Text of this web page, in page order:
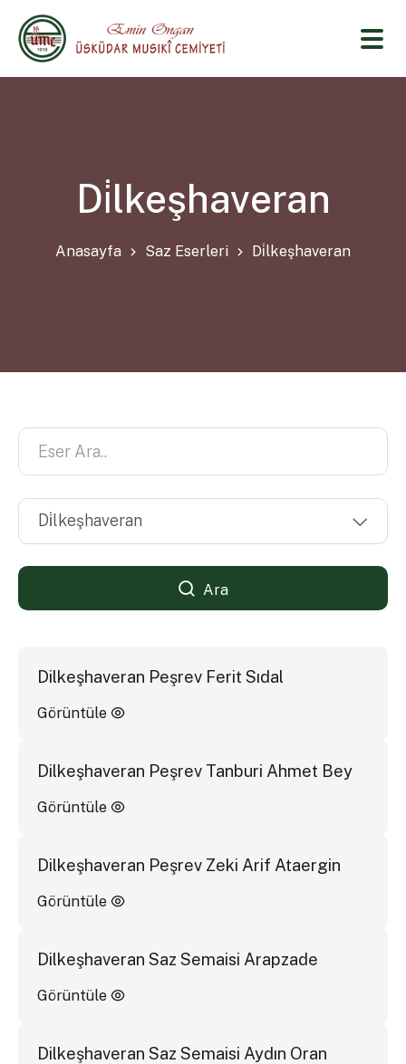
Di̇lkeşhaveran
Anasayfa Saz Eserleri Di̇lkeşhaveran
Ara
Dilkeşhaveran Peşrev Ferit Sıdal
Görüntüle
Dilkeşhaveran Peşrev Tanburi Ahmet Bey
Görüntüle
Dilkeşhaveran Peşrev Zeki Arif Ataergin
Görüntüle
Dilkeşhaveran Saz Semaisi Arapzade
Görüntüle
Dilkeşhaveran Saz Semaisi Aydın Oran